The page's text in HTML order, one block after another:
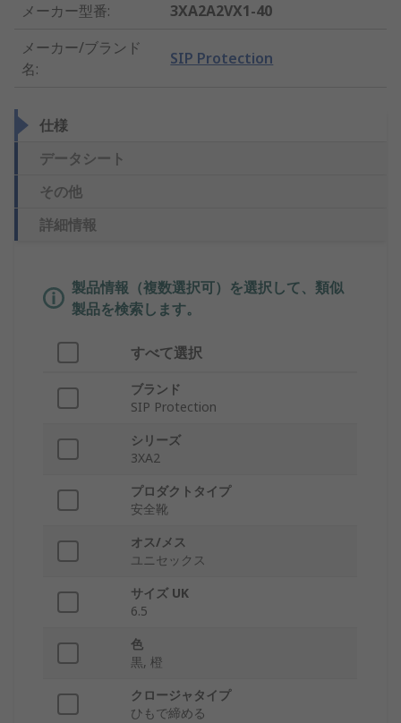
メーカー型番:
3XA2A2VX1-40
メーカー/ブランド
名:
SIP Protection
仕様
データシート
その他
詳細情報
製品情報（複数選択可）を選択して、類似
製品を検索します。
すべて選択
ブランド
SIP Protection
シリーズ
3XA2
プロダクトタイプ
安全靴
オス/メス
ユニセックス
サイズ UK
6.5
色
黒, 橙
クロージャタイプ
ひもで締める